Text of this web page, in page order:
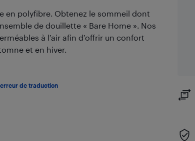
en polyfibre. Obtenez le sommeil dont
de douillette « Bare Home ». Nos
à l’air afin d’offrir un confort
et en hiver.
de traduction